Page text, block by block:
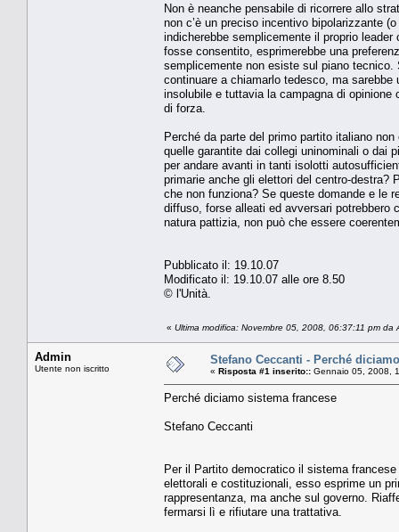
Non è neanche pensabile di ricorrere allo
non c’è un preciso incentivo bipolarizzante
indicherebbe semplicemente il proprio
fosse consentito, esprimerebbe una
semplicemente non esiste sul piano tecnico.
continuare a chiamarlo tedesco, ma
insolubile e tuttavia la campagna di
di forza.
Perché da parte del primo partito italiano
quelle garantite dai collegi uninominali o dai
per andare avanti in tanti isolotti
primarie anche gli elettori del centro-destra?
che non funziona? Se queste domande e le
diffuso, forse alleati ed avversari potrebbero
natura pattizia, non può che essere
Pubblicato il: 19.10.07
Modificato il: 19.10.07 alle ore 8.50
© l'Unità.
« Ultima modifica: Novembre 05, 2008, 06:37:11 pm da
Admin
Utente non iscritto
Stefano Ceccanti - Perché
« Risposta #1 inserito:: Gennaio 05, 2008,
Perché diciamo sistema francese
Stefano Ceccanti
Per il Partito democratico il sistema
elettorali e costituzionali, esso esprime un
rappresentanza, ma anche sul governo.
fermarsi lì e rifiutare una trattativa.